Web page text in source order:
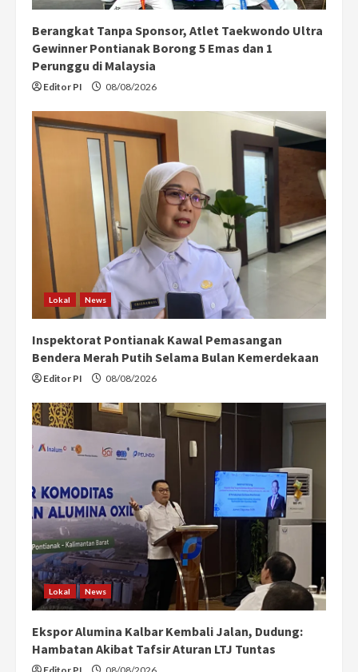
n
g
Berangkat Tanpa Sponsor, Atlet Taekwondo Ultra
Gewinner Pontianak Borong 5 Emas dan 1
Perunggu di Malaysia
Editor PI 08/08/2026
Lokal News
Inspektorat Pontianak Kawal Pemasangan
Bendera Merah Putih Selama Bulan Kemerdekaan
Editor PI 08/08/2026
Lokal News
Ekspor Alumina Kalbar Kembali Jalan, Dudung:
Hambatan Akibat Tafsir Aturan LTJ Tuntas